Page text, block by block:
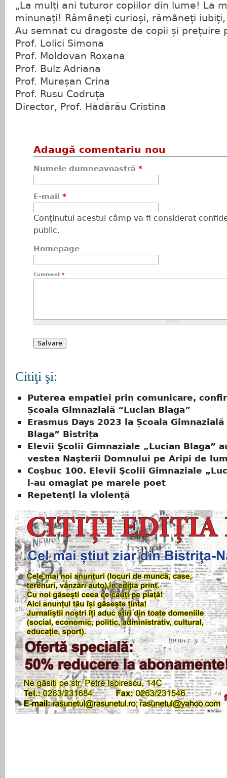
​„La mulți ani tuturor copiilor din lume! La
minunați! Rămâneți curioși, rămâneți
​Au semnat cu dragoste de copii și prețuire
​Prof. Lolici Simona
​Prof. Moldovan Roxana
​Prof. Bulz Adriana
​Prof. Mureșan Crina
​Prof. Rusu Codruța
​Director, Prof. Hădărău Cristina
Adaugă comentariu nou
Numele dumneavoastră *
E-mail *
Conţinutul acestui câmp va fi considerat
public.
Homepage
Comment *
Citiţi şi:
Puterea empatiei prin comunicare,
Școala Gimnazială “Lucian Blaga”
Erasmus Days 2023 la Școala Gimnazială
Blaga” Bistrița
Elevii Şcolii Gimnaziale „Lucian Blaga”
vestea Naşterii Domnului pe Aripi de
Coşbuc 100. Elevii Şcolii Gimnaziale
l-au omagiat pe marele poet
Repetenţi la violență